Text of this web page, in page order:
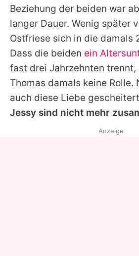
Utiq
Beziehung der beiden war
langer Dauer. Wenig später
Ostfriese sich in die damals
Dass die beiden ein
fast drei Jahrzehnten
Thomas damals keine Rolle.
auch diese Liebe
Jessy sind nicht mehr
Anzeige